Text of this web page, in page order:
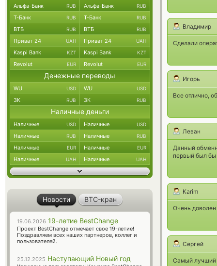
Владимир
Сделали
Игорь
Все отлично,
Леван
Данный
первый был бы
Karim
Очень
Сергей
Самый лучший
Альфа-Банк RUB Альфа-Банк RUB
Т-Банк RUB Т-Банк RUB
ВТБ RUB ВТБ RUB
Приват 24 UAH Приват 24 UAH
Kaspi Bank KZT Kaspi Bank KZT
Revolut EUR Revolut EUR
Денежные переводы
WU USD WU USD
ЗК RUB ЗК RUB
Наличные деньги
Наличные USD Наличные USD
Наличные RUB Наличные RUB
Наличные EUR Наличные EUR
Наличные UAH Наличные UAH
Новости BTC-кран
19.06.2026 19-летие BestChange
Проект BestChange отмечает свое 19-летие!
Поздравляем всех наших партнеров, коллег и
пользователей.
25.12.2025 Наступающий Новый год